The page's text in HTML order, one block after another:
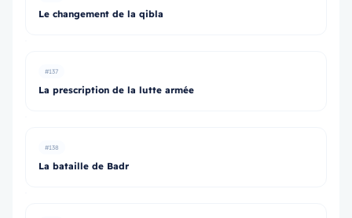
Le changement de la qibla
#137
La prescription de la lutte armée
#138
La bataille de Badr